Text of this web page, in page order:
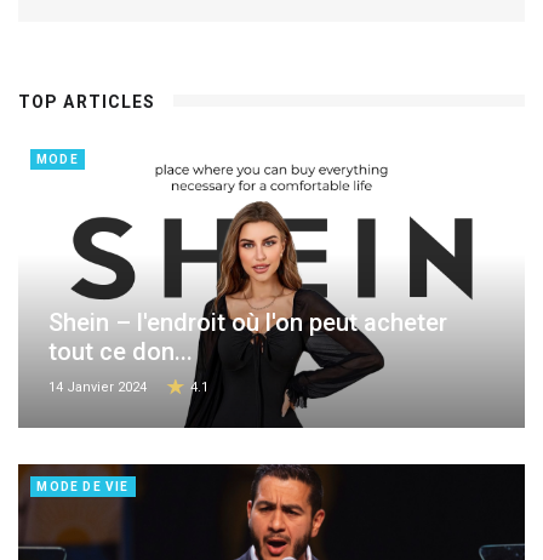
TOP ARTICLES
MODE
Shein – l'endroit où l'on peut acheter
tout ce don...
14 Janvier 2024 4.1
MODE DE VIE